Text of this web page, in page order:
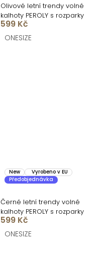
Olivové letní trendy volné
kalhoty PEROLY s rozparky
599 Kč
ONESIZE
New
Vyrobeno v EU
Předobjednávka
Černé letní trendy volné
kalhoty PEROLY s rozparky
599 Kč
ONESIZE